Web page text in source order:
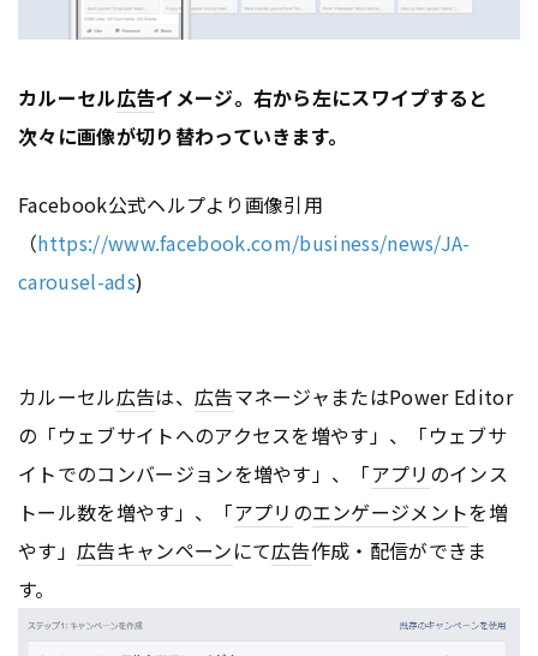
カルーセル広告イメージ。右から左にスワイプすると
次々に画像が切り替わっていきます。
Facebook公式ヘルプより画像引用
（https://www.facebook.com/business/news/JA-
carousel-ads)
カルーセル広告は、 広告マネージャまたはPower Editor
の「ウェブサイトへのアクセスを増やす」、「ウェブサ
イトでのコンバージョンを増やす」、「アプリ のインス
トール数を増やす」、「アプリ のエンゲージメントを増
やす」 広告キャンペーンにて広告作成・配信ができま
す。